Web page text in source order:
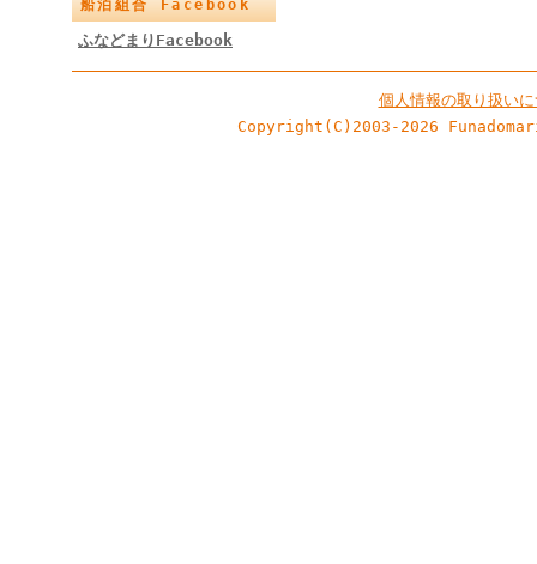
船泊組合 Facebook
ふなどまりFacebook
個人情報の取り扱い
Copyright(C)2003-2026